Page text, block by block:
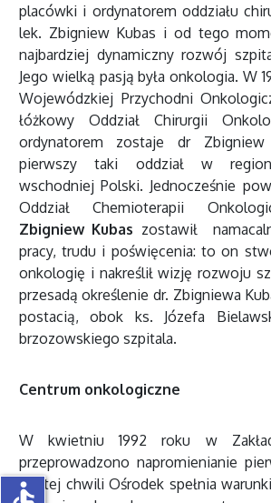
placówki i ordynatorem oddziału
lek. Zbigniew Kubas i od tego
najbardziej dynamiczny rozwój
Jego wielką pasją była onkologia. W
Wojewódzkiej Przychodni
łóżkowy Oddział Chirurgii
ordynatorem zostaje dr
pierwszy taki oddział w
wschodniej Polski. Jednocześnie
Oddział Chemioterapii
Zbigniew Kubas zostawił
pracy, trudu i poświęcenia: to on
onkologię i nakreślił wizję rozwoju
przesadą określenie dr. Zbigniewa
postacią, obok ks. Józefa
brzozowskiego szpitala.
Centrum onkologiczne
W kwietniu 1992 roku w
przeprowadzono napromienianie
Od tej chwili Ośrodek spełnia